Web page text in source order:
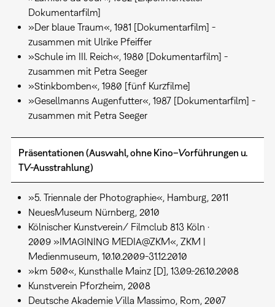
Dokumentarfilm]
»Der blaue Traum«, 1981 [Dokumentarfilm] -
zusammen mit Ulrike Pfeiffer
»Schule im III. Reich«, 1980 [Dokumentarfilm] -
zusammen mit Petra Seeger
»Stinkbomben«, 1980 [fünf Kurzfilme]
»Gesellmanns Augenfutter«, 1987 [Dokumentarfilm] -
zusammen mit Petra Seeger
Präsentationen (Auswahl, ohne Kino–Vorführungen u.
TV-Ausstrahlung)
»5. Triennale der Photographie«, Hamburg, 2011
NeuesMuseum Nürnberg, 2010
Kölnischer Kunstverein/ Filmclub 813 Köln ·
2009 »IMAGINING MEDIA@ZKM«, ZKM |
Medienmuseum, 10.10.2009-31.12.2010
»km 500«, Kunsthalle Mainz [D], 13.09.-26.10.2008
Kunstverein Pforzheim, 2008
Deutsche Akademie Villa Massimo, Rom, 2007